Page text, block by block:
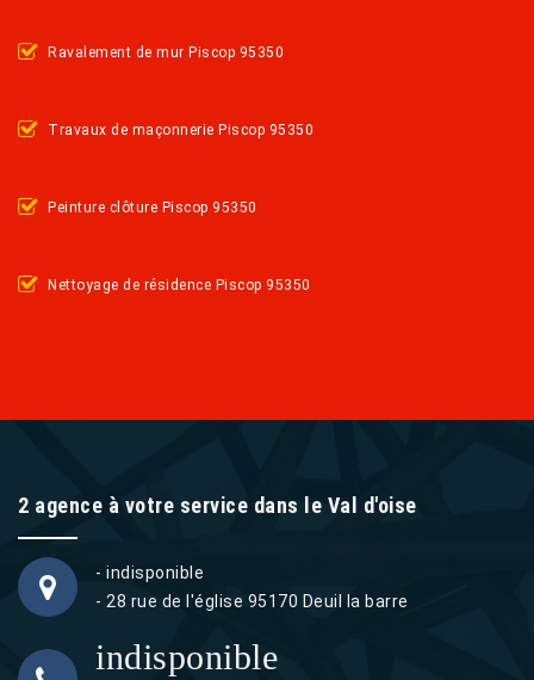
Ravalement de mur Piscop 95350
Travaux de maçonnerie Piscop 95350
Peinture clôture Piscop 95350
Nettoyage de résidence Piscop 95350
2 agence à votre service dans le Val d'oise
- indisponible
- 28 rue de l'église 95170 Deuil la barre
indisponible